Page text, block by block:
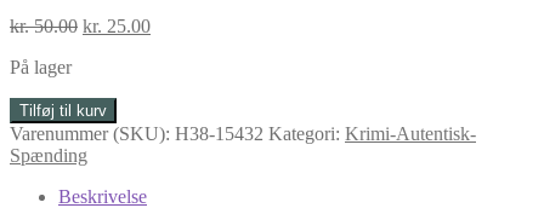
kr.50.00 Den
kr. 50.00.
kr. 25.00Den
På lager
Cobra
Sagen
af
Richard
Preston
Tilføj til kurv
Varenummer (SKU): H38-15432 Kategori: Krimi-Autentisk-
Spænding
Beskrivelse